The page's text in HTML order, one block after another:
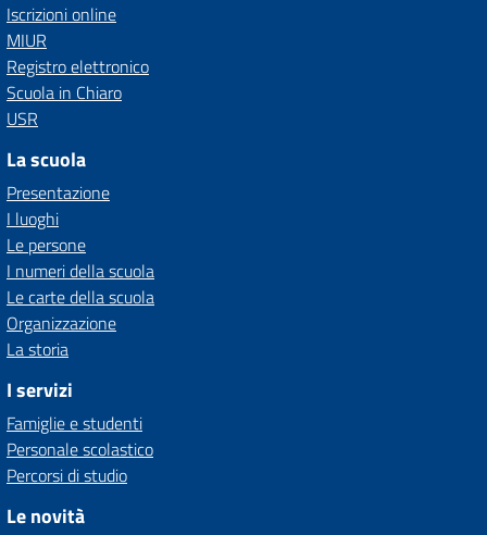
Iscrizioni online
MIUR
Registro elettronico
Scuola in Chiaro
USR
La scuola
Presentazione
I luoghi
Le persone
I numeri della scuola
Le carte della scuola
Organizzazione
La storia
I servizi
Famiglie e studenti
Personale scolastico
Percorsi di studio
Le novità